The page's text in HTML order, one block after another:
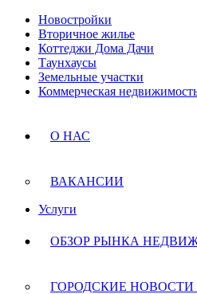
Новостройки
Вторичное жилье
Коттеджи Дома Дачи
Таунхаусы
Земельные участки
Коммерческая
О НАС
ВАКАНСИИ
Услуги
ОБЗОР РЫНКА
ГОРОДСКИЕ